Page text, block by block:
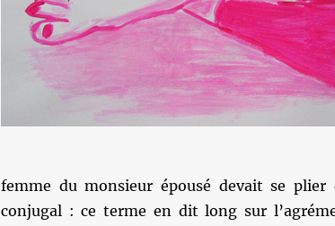
femme du monsieur épousé devait se
conjugal : ce terme en dit long sur